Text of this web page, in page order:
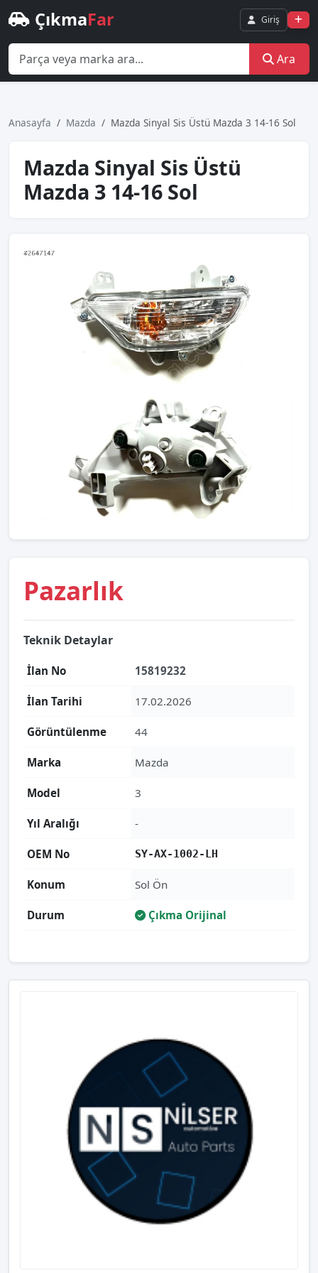
ÇıkmaFar Giriş
Ara
Anasayfa Mazda Mazda Sinyal Sis Üstü Mazda 3 14-16 Sol
Mazda Sinyal Sis Üstü
Mazda 3 14-16 Sol
Pazarlık
Teknik Detaylar
İlan No 15819232
İlan Tarihi 17.02.2026
Görüntülenme 44
Marka Mazda
Model 3
Yıl Aralığı -
OEM No SY-AX-1002-LH
Konum Sol Ön
Durum Çıkma Orijinal